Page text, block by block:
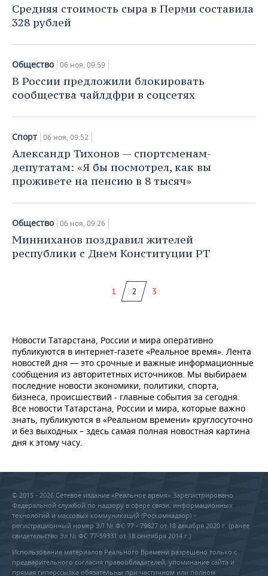
Средняя стоимость сыра в Перми составила
328 рублей
Общество 06 ноя, 09:59
В России предложили блокировать
сообщества чайлдфри в соцсетях
Спорт 06 ноя, 09:52
Александр Тихонов — спортсменам-
депутатам: «Я бы посмотрел, как вы
проживете на пенсию в 8 тысяч»
Общество 06 ноя, 09:26
Минниханов поздравил жителей
республики с Днем Конституции РТ
1 2 3
Новости Татарстана, России и мира оперативно
публикуются в интернет-газете «Реальное время». Лента
новостей дня — это срочные и важные информационные
сообщения из авторитетных источников. Мы выбираем
последние новости экономики, политики, спорта,
бизнеса, происшествий - главные события за сегодня.
Все новости Татарстана, России и мира, которые важно
знать, публикуются в «Реальном времени» круглосуточно
и без выходных – здесь самая полная новостная картина
дня к этому часу.
© 2015 - 2026 Сетевое издание «Реальное время» Зарегистрировано
Федеральной службой по надзору в сфере связи, информационных
технологий и массовых коммуникаций (Роскомнадзор) –
регистрационный номер ЭЛ № ФС 77 - 79627 от 18 декабря 2020 г. (ранее
свидетельство Эл № ФС 77-59331 от 18 сентября 2014 г.)
Использование материалов Реального Времени разрешено только с
предварительного согласия правообладателей, упоминание сайта и
прямая гиперссылка обязательны при частичном или полном